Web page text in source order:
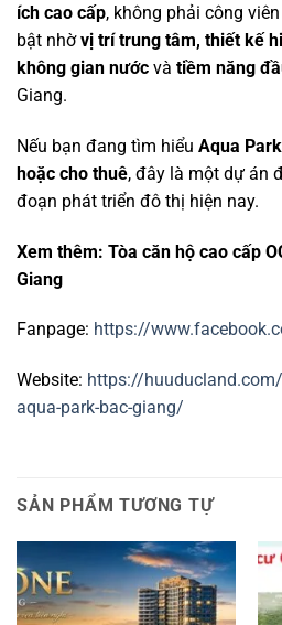
ích cao cấp, không phải công
bật nhờvị trí trung tâm, thiết kế
không gian nước và tiềm năng
Giang.
Nếu bạn đang tìm hiểu Aqua
hoặc cho thuê, đây là một dự án
đoạn phát triển đô thị hiện nay.
Xem thêm: Tòa căn hộ cao cấp
Giang
Fanpage: https://
Website: https://
aqua-park-bac-giang/
SẢN PHẨM TƯƠNG TỰ